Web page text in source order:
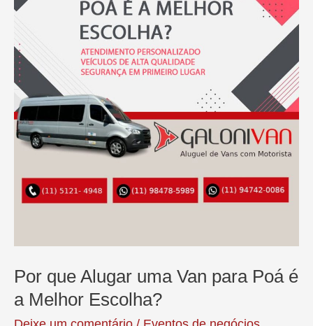
Por que Alugar uma Van para Poá é
a Melhor Escolha?